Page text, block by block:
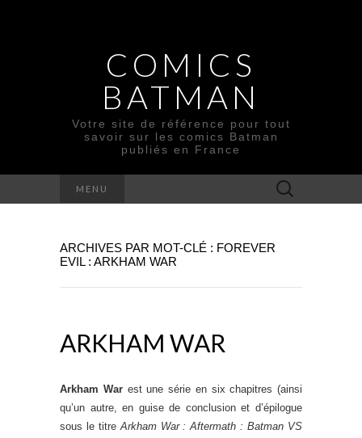
COMICS
BATMAN
Votre site de référence pour tout
savoir sur les comics Batman
publiés en France
MENU Rechercher :
ARCHIVES PAR MOT-CLÉ : FOREVER
EVIL : ARKHAM WAR
ARKHAM WAR
Arkham Warest une série en six chapitres (ainsi
qu’un autre, en guise de conclusion et d’épilogue
sous le titreArkham War : Aftermath : Batman VS